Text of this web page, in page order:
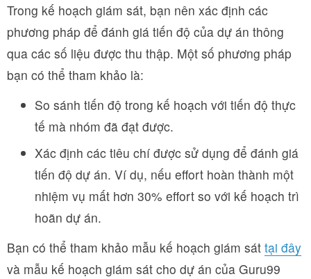
Trong kế hoạch giám sát, bạn nên xác định các
phương pháp để đánh giá tiến độ của dự án thông
qua các số liệu được thu thập. Một số phương pháp
bạn có thể tham khảo là:
So sánh tiến độ trong kế hoạch với tiến độ thực
tế mà nhóm đã đạt được.
Xác định các tiêu chí được sử dụng để đánh giá
tiến độ dự án. Ví dụ, nếu effort hoàn thành một
nhiệm vụ mất hơn 30% effort so với kế hoạch trì
hoãn dự án.
Bạn có thể tham khảo mẫu kế hoạch giám sát tại đây
và mẫu kế hoạch giám sát cho dự án của Guru99